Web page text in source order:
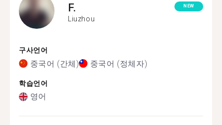
F.
Liuzhou
NEW
구사언어
중국어 (간체) 중국어 (정체자)
학습언어
영어